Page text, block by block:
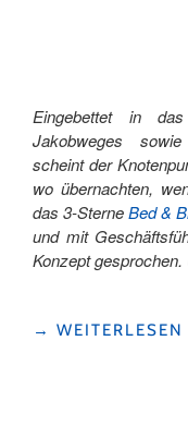
Eingebettet in
Jakobweges
scheint der
wo übernachten,
das 3-SterneBed &
und mit
Konzept
"ALLE
→ WEITERLESEN